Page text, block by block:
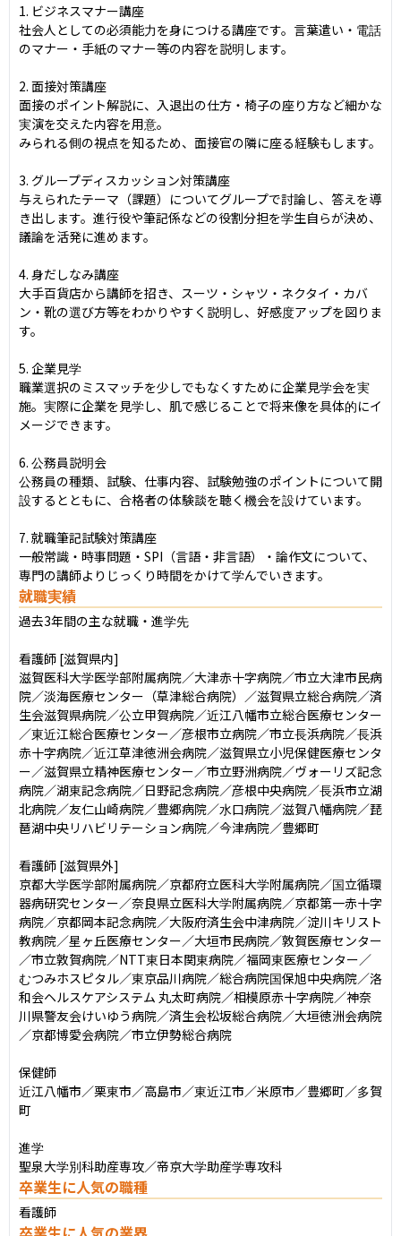
1. ビジネスマナー講座
社会人としての必須能力を身につける講座です。言葉遣い・電話
のマナー・手紙のマナー等の内容を説明します。
2. 面接対策講座
面接のポイント解説に、入退出の仕方・椅子の座り方など細かな
実演を交えた内容を用意。
みられる側の視点を知るため、面接官の隣に座る経験もします。
3. グループディスカッション対策講座
与えられたテーマ（課題）についてグループで討論し、答えを導
き出します。進行役や筆記係などの役割分担を学生自らが決め、
議論を活発に進めます。
4. 身だしなみ講座
大手百貨店から講師を招き、スーツ・シャツ・ネクタイ・カバ
ン・靴の選び方等をわかりやすく説明し、好感度アップを図りま
す。
5. 企業見学
職業選択のミスマッチを少しでもなくすために企業見学会を実
施。実際に企業を見学し、肌で感じることで将来像を具体的にイ
メージできます。
6. 公務員説明会
公務員の種類、試験、仕事内容、試験勉強のポイントについて開
設するとともに、合格者の体験談を聴く機会を設けています。
7. 就職筆記試験対策講座
一般常識・時事問題・SPI（言語・非言語）・論作文について、
専門の講師よりじっくり時間をかけて学んでいきます。
就職実績
過去3年間の主な就職・進学先
看護師 [滋賀県内]
滋賀医科大学医学部附属病院／大津赤十字病院／市立大津市民病
院／淡海医療センター（草津総合病院）／滋賀県立総合病院／済
生会滋賀県病院／公立甲賀病院／近江八幡市立総合医療センター
／東近江総合医療センター／彦根市立病院／市立長浜病院／長浜
赤十字病院／近江草津徳洲会病院／滋賀県立小児保健医療センタ
ー／滋賀県立精神医療センター／市立野洲病院／ヴォーリズ記念
病院／湖東記念病院／日野記念病院／彦根中央病院／長浜市立湖
北病院／友仁山崎病院／豊郷病院／水口病院／滋賀八幡病院／琵
琶湖中央リハビリテーション病院／今津病院／豊郷町
看護師 [滋賀県外]
京都大学医学部附属病院／京都府立医科大学附属病院／国立循環
器病研究センター／奈良県立医科大学附属病院／京都第一赤十字
病院／京都岡本記念病院／大阪府済生会中津病院／淀川キリスト
教病院／星ヶ丘医療センター／大垣市民病院／敦賀医療センター
／市立敦賀病院／NTT東日本関東病院／福岡東医療センター／
むつみホスピタル／東京品川病院／総合病院国保旭中央病院／洛
和会ヘルスケアシステム 丸太町病院／相模原赤十字病院／神奈
川県警友会けいゆう病院／済生会松坂総合病院／大垣徳洲会病院
／京都博愛会病院／市立伊勢総合病院
保健師
近江八幡市／栗東市／高島市／東近江市／米原市／豊郷町／多賀
町
進学
聖泉大学別科助産専攻／帝京大学助産学専攻科
卒業生に人気の職種
看護師